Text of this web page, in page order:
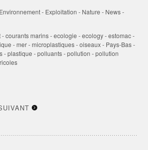
Environnement- Exploitation - Nature - News-
-courants marins-ecologie -ecology-estomac-
-mer-microplastiques-oiseaux- Pays-Bas-
-plastique -polluants-pollution -pollution